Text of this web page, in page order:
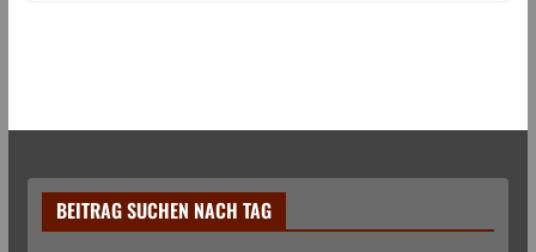
BEITRAG SUCHEN NACH TAG